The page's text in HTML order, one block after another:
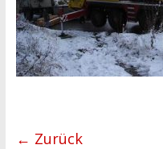
← Zurück